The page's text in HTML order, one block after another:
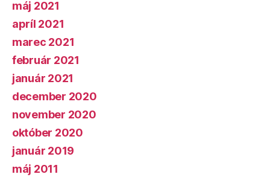
máj 2021
apríl 2021
marec 2021
február 2021
január 2021
december 2020
november 2020
október 2020
január 2019
máj 2011